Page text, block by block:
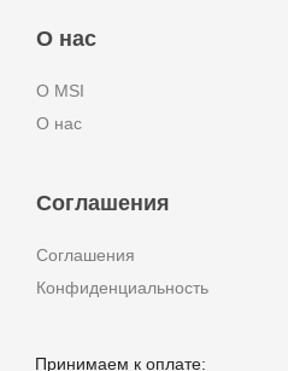
О нас
О MSI
О нас
Соглашения
Соглашения
Конфиденциальность
Принимаем к оплате: